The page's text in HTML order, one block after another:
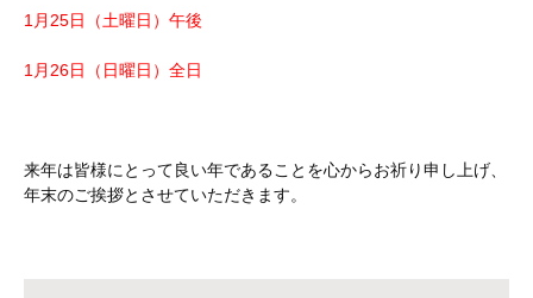
1月25日（土曜日）午後
1月26日（日曜日）全日
来年は皆様にとって良い年であることを心からお祈り申し上げ、
年末のご挨拶とさせていただきます。